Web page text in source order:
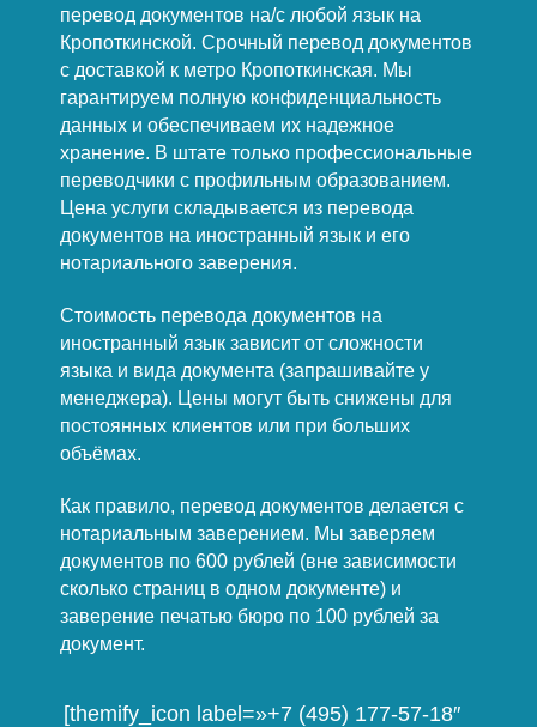
перевод документов на/с любой язык на
Кропоткинской. Срочный перевод документов
с доставкой к метро Кропоткинская. Мы
гарантируем полную конфиденциальность
данных и обеспечиваем их надежное
хранение. В штате только профессиональные
переводчики с профильным образованием.
Цена услуги складывается из перевода
документов на иностранный язык и его
нотариального заверения.
Стоимость перевода документов на
иностранный язык зависит от сложности
языка и вида документа (запрашивайте у
менеджера). Цены могут быть снижены для
постоянных клиентов или при больших
объёмах.
Как правило, перевод документов делается с
нотариальным заверением. Мы заверяем
документов по 600 рублей (вне зависимости
сколько страниц в одном документе) и
заверение печатью бюро по 100 рублей за
документ.
[themify_icon label=»+7 (495) 177-57-18″